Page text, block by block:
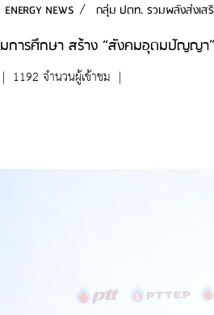
ENERGY NEWS กลุ่ม ปตท. รวมพลังส่งเ
การศึกษา สร้าง “สังคมอุดมปัญญา”
| 1192 จำนวนผู้เข้าชม |